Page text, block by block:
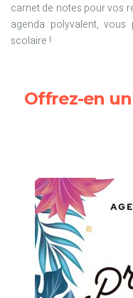
carnet de notes pour vos
agenda polyvalent, vous
scolaire !
Offrez-en